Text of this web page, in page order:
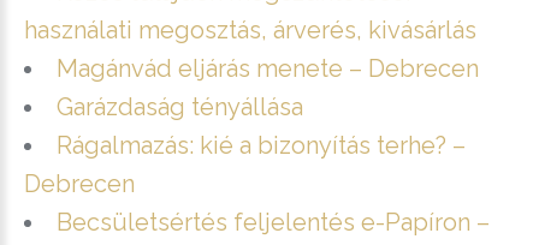
használati megosztás, árverés, kivásárlás
Magánvád eljárás menete – Debrecen
Garázdaság tényállása
Rágalmazás: kié a bizonyítás terhe? –
Debrecen
Becsületsértés feljelentés e-Papíron –